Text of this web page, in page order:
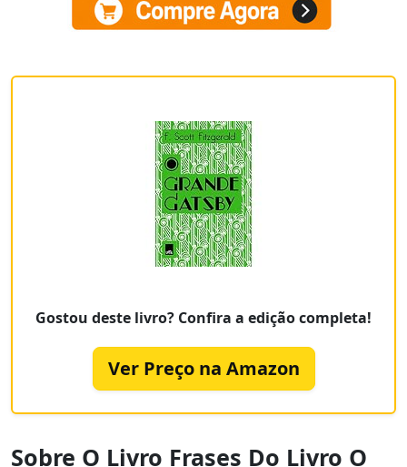
Gostou deste livro? Confira a edição completa!
Ver Preço na Amazon
Sobre O Livro Frases Do Livro O